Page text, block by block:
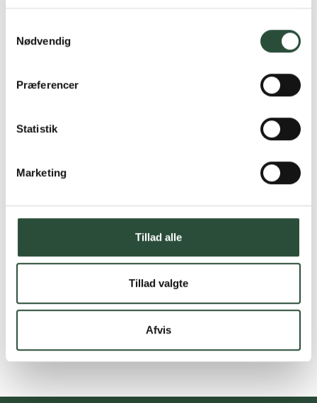
Nødvendig
Præferencer
Statistik
Marketing
Tillad alle
Tillad valgte
Afvis